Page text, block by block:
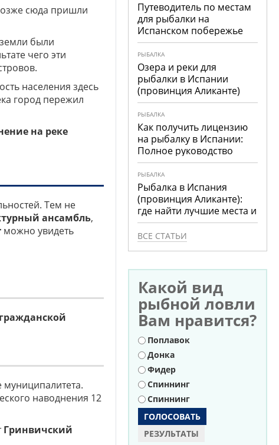
сюда пришли
земли были
чего эти
населения здесь
город пережил
на реке
Тем не
ансамбль,
можно увидеть
наводнения 12
Гринвичский
Путеводитель по местам
для рыбалки на
Испанском побережье
РЫБАЛКА
Озера и реки для
рыбалки в Испании
(провинция Аликанте)
РЫБАЛКА
Как получить лицензию
на рыбалку в Испании:
Полное руководство
РЫБАЛКА
Рыбалка в Испания
(провинция Аликанте):
где найти лучшие места и
что ловить
ВСЕ СТАТЬИ
Какой вид
рыбной ловли
Вам нравится?
Варианты
Поплавок
Донка
Фидер
Спиннинг
Спиннинг
РЕЗУЛЬТАТЫ